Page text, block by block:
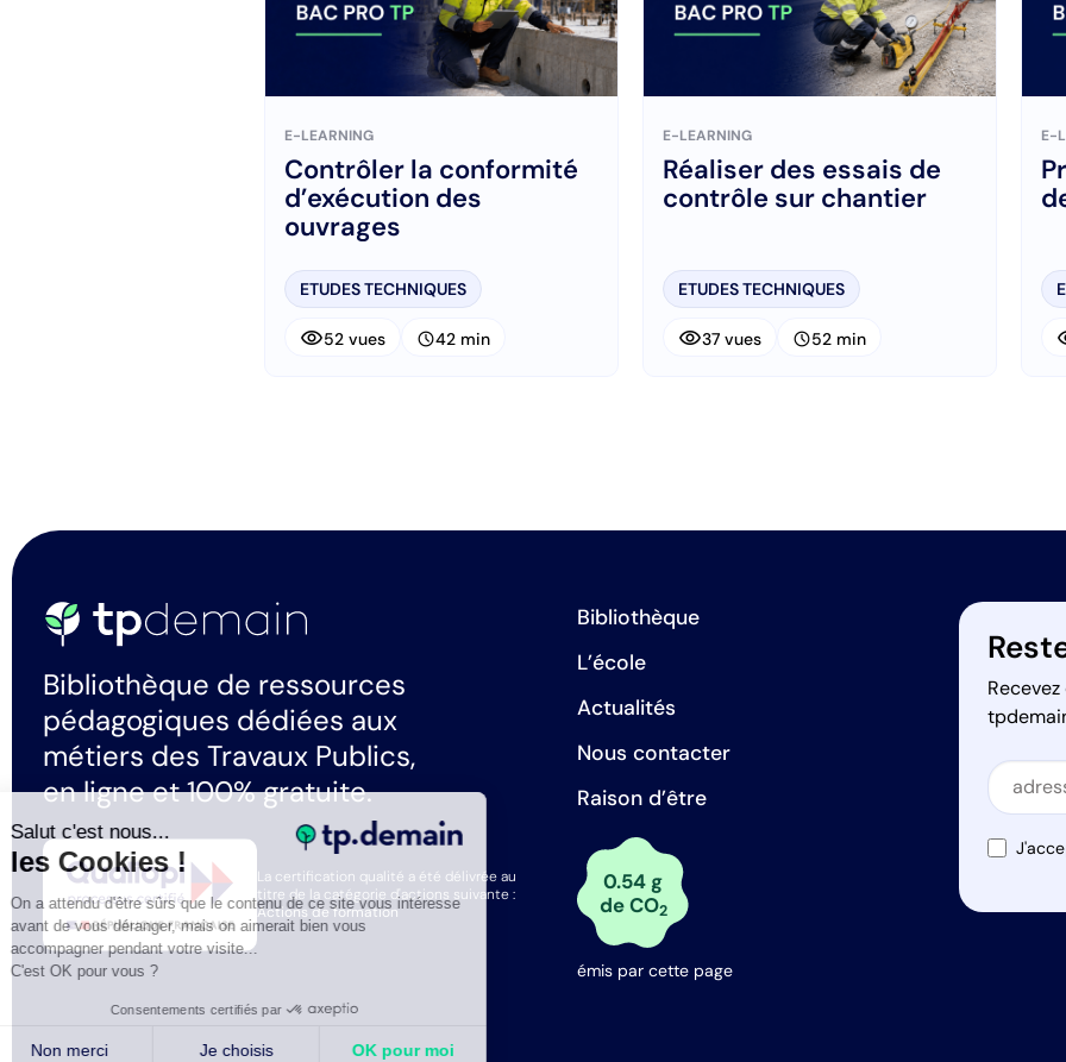
E-LEARNING
Contrôler la conformité
d’exécution des
ouvrages
ETUDES TECHNIQUES
visibility52 vues schedule42 min
E-LEARNING
Réaliser des essais de
contrôle sur chantier
ETUDES TECHNIQUES
visibility37 vues schedule52 min
E-
Bibliothèque de ressources
pédagogiques dédiées aux
métiers des Travaux Publics,
en ligne et 100% gratuite.
La certification qualité a été délivrée au
titre de la catégorie d'actions suivante :
Actions de formation
Bibliothèque
L’école
Actualités
Nous contacter
Raison d’être
0.54 g
de CO2
émis par cette page
Salut c'est nous...
les Cookies !
On a attendu d'être sûrs que le contenu de ce site vous intéresse
avant de vous déranger, mais on aimerait bien vous
accompagner pendant votre visite...
C'est OK pour vous ?
Consentements certifiés par
Non merci Je choisis OK pour moi